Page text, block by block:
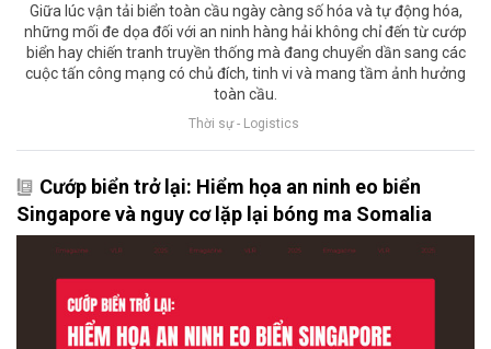
Giữa lúc vận tải biển toàn cầu ngày càng số hóa và tự động hóa,
những mối đe dọa đối với an ninh hàng hải không chỉ đến từ cướp
biển hay chiến tranh truyền thống mà đang chuyển dần sang các
cuộc tấn công mạng có chủ đích, tinh vi và mang tầm ảnh hưởng
toàn cầu.
Thời sự - Logistics
Cướp biển trở lại: Hiểm họa an ninh eo biển
Singapore và nguy cơ lặp lại bóng ma Somalia